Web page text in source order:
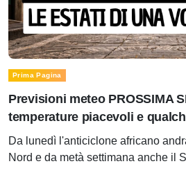
Prima Pagina
Previsioni meteo PROSSIMA
temperature piacevoli e
Da lunedì l'anticiclone africano
Nord e da metà settimana anche il